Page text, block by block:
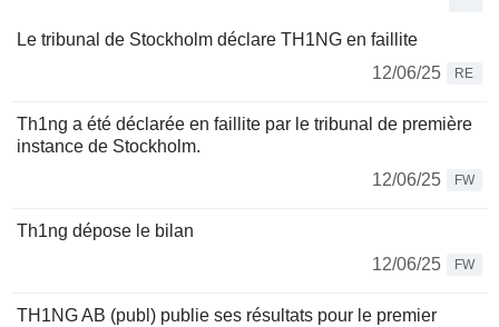
Le tribunal de Stockholm déclare TH1NG en faillite
12/06/25
RE
Th1ng a été déclarée en faillite par le tribunal de première
instance de Stockholm.
12/06/25
FW
Th1ng dépose le bilan
12/06/25
FW
TH1NG AB (publ) publie ses résultats pour le premier